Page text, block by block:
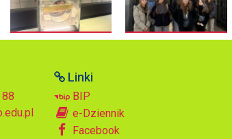
Linki
BIP
e-Dziennik
Facebook